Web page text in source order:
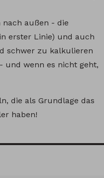
nach außen - die
erster Linie) und auch
schwer zu kalkulieren
und wenn es nicht geht,
die als Grundlage das
haben!